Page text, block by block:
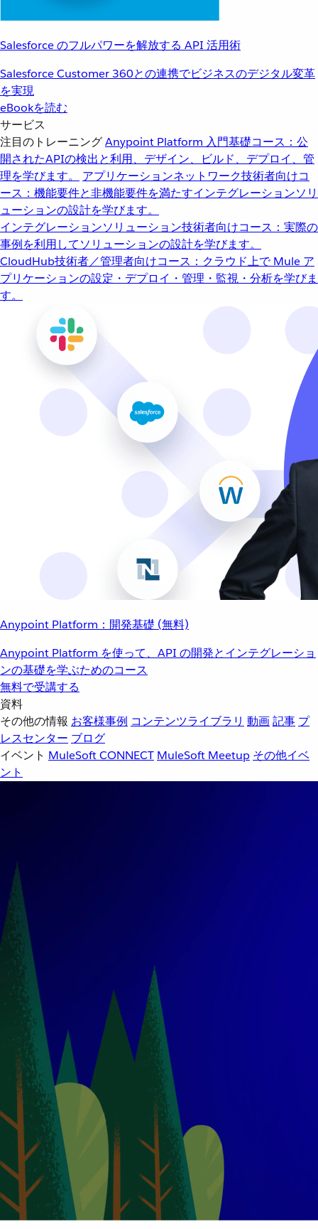
Salesforce のフルパワーを解放する API 活用術
Salesforce Customer 360との連携でビジネスのデジタル変革
を実現
eBookを読む
サービス
注目のトレーニングAnypoint Platform 入門基礎コース：公
開されたAPIの検出と利用、デザイン、ビルド、デプロイ、管
理を学びます。
アプリケーションネットワーク技術者向けコ
ース：機能要件と非機能要件を満たすインテグレーションソリ
ューションの設計を学びます。
インテグレーションソリューション技術者向けコース：実際の
事例を利用してソリューションの設計を学びます。
CloudHub技術者／管理者向けコース：クラウド上で Mule ア
プリケーションの設定・デプロイ・管理・監視・分析を学びま
す。
Anypoint Platform：開発基礎 (無料)
Anypoint Platform を使って、API の開発とインテグレーショ
ンの基礎を学ぶためのコース
無料で受講する
資料
その他の情報 お客様事例 コンテンツライブラリ 動画記事 プ
レスセンター ブログ
イベント MuleSoft CONNECT MuleSoft Meetup その他イベ
ント